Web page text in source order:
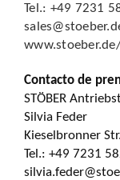
Tel.: +49 7231
Contacto de
STÖBER
Silvia Feder
Kieselbronner
Tel.: +49 7231